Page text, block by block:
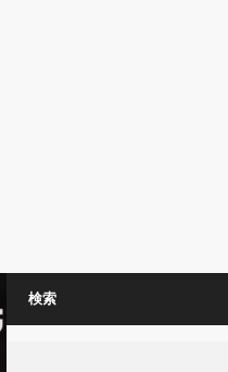
検索